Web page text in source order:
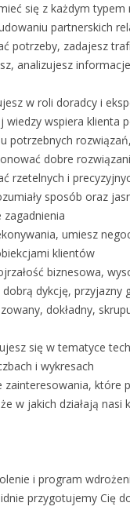
się z każdym
partnerskich
potrzeby, zadajesz
analizujesz
w roli doradcy i
wiedzy wspiera klienta
potrzebnych
dobre
rzetelnych i
sposób oraz
umiesz
klientów
biznesowa,
dykcję, przyjazny
dokładny,
się w tematyce
i wykresach
zainteresowania, które
w jakich działają nasi
i program
przygotujemy Cię